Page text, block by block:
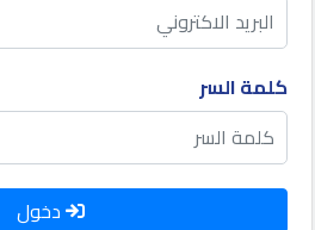
كيو
كيو
نمبر
كلمة السر
دخول